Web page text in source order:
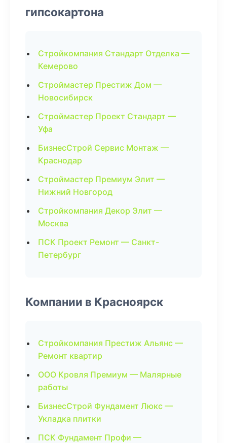
гипсокартона
Стройкомпания Стандарт Отделка —
Кемерово
Строймастер Престиж Дом —
Новосибирск
Строймастер Проект Стандарт —
Уфа
БизнесСтрой Сервис Монтаж —
Краснодар
Строймастер Премиум Элит —
Нижний Новгород
Стройкомпания Декор Элит —
Москва
ПСК Проект Ремонт — Санкт-
Петербург
Компании в Красноярск
Стройкомпания Престиж Альянс —
Ремонт квартир
ООО Кровля Премиум — Малярные
работы
БизнесСтрой Фундамент Люкс —
Укладка плитки
ПСК Фундамент Профи —